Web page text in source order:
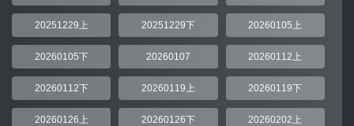
20251229上 20251229下 20260105上
20260105下 20260107 20260112上
20260112下 20260119上 20260119下
20260126上 20260126下 20260202上